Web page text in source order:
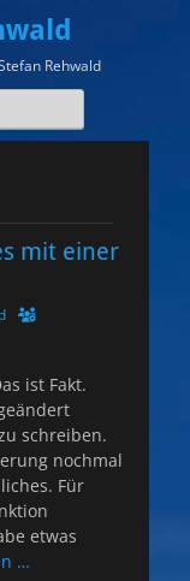
Rehwald
mit einer
ist Fakt.
schreiben.
nochmal
Für
etwas
…